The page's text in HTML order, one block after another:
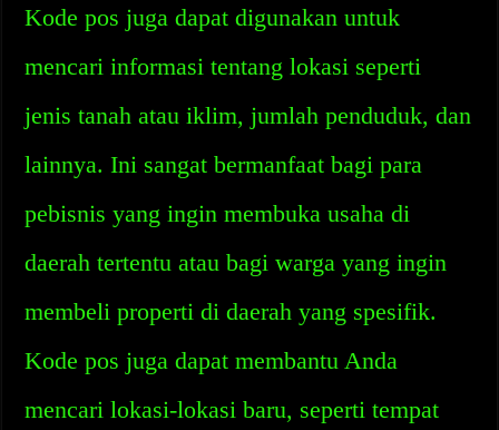
Kode pos juga dapat digunakan untuk
mencari informasi tentang lokasi seperti
jenis tanah atau iklim, jumlah penduduk, dan
lainnya. Ini sangat bermanfaat bagi para
pebisnis yang ingin membuka usaha di
daerah tertentu atau bagi warga yang ingin
membeli properti di daerah yang spesifik.
Kode pos juga dapat membantu Anda
mencari lokasi-lokasi baru, seperti tempat